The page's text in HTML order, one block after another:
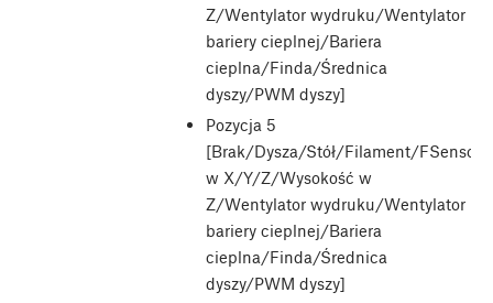
Z/Wentylator wydruku/Wentylator
bariery cieplnej/Bariera
cieplna/Finda/Średnica
dyszy/PWM dyszy]
Pozycja 5
[Brak/Dysza/Stół/Filament/FSensor/
w X/Y/Z/Wysokość w
Z/Wentylator wydruku/Wentylator
bariery cieplnej/Bariera
cieplna/Finda/Średnica
dyszy/PWM dyszy]